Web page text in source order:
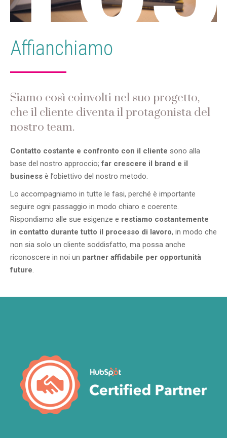
Affianchiamo
Siamo così coinvolti nel suo progetto,
che il cliente diventa il protagonista del
nostro team.
Contatto costante e confronto con il cliente sono alla
base del nostro approccio;far crescere il brand e il
business è l’obiettivo del nostro metodo.
Lo accompagniamo in tutte le fasi, perché è importante
seguire ogni passaggio in modo chiaro e coerente.
Rispondiamo alle sue esigenze e restiamo costantemente
in contatto durante tutto il processo di lavoro, in modo che
non sia solo un cliente soddisfatto, ma possa anche
riconoscere in noi un partner affidabile per opportunità
future.